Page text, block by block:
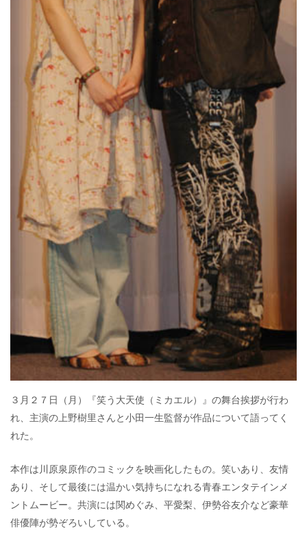
３月２７日（月）『笑う大天使（ミカエル）』の舞台挨拶が行わ
れ、主演の上野樹里さんと小田一生監督が作品について語ってく
れた。
本作は川原泉原作のコミックを映画化したもの。笑いあり、友情
あり、そして最後には温かい気持ちになれる青春エンタテインメ
ントムービー。共演には関めぐみ、平愛梨、伊勢谷友介など豪華
俳優陣が勢ぞろいしている。